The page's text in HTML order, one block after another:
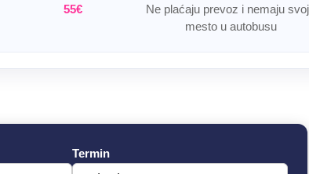
55€
Ne plaćaju prevoz i nemaju
mesto u autobusu
Termin